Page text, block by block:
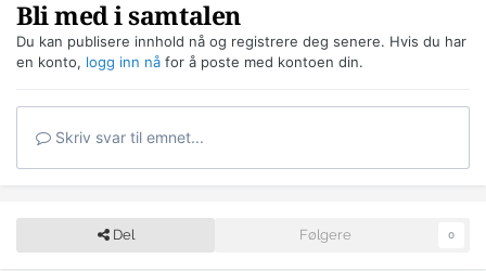
Bli med i samtalen
Du kan publisere innhold nå og registrere deg senere. Hvis du har
en konto, logg inn nå for å poste med kontoen din.
Skriv svar til emnet...
Del Følgere 0